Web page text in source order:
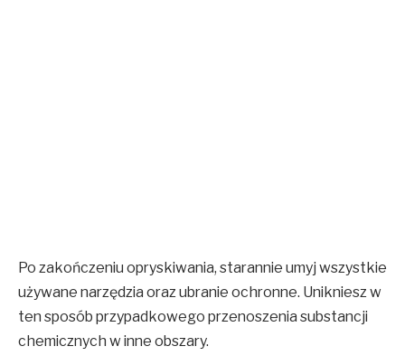
Po zakończeniu opryskiwania, starannie umyj wszystkie
używane narzędzia oraz ubranie ochronne. Unikniesz w
ten sposób przypadkowego przenoszenia substancji
chemicznych w inne obszary.